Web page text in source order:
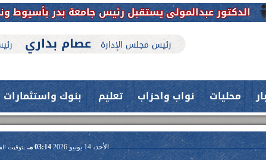
رئيس جامعة بدر بأسيوط ونائبه للتهنئة وبحث تعزيز
رئيس مجلس الإدارة عصام بداري
محليات نواب واحزاب تعليم بنوك واستثمارات
الأحد، 14 يونيو 2026 03:14 مـ بتوقيت